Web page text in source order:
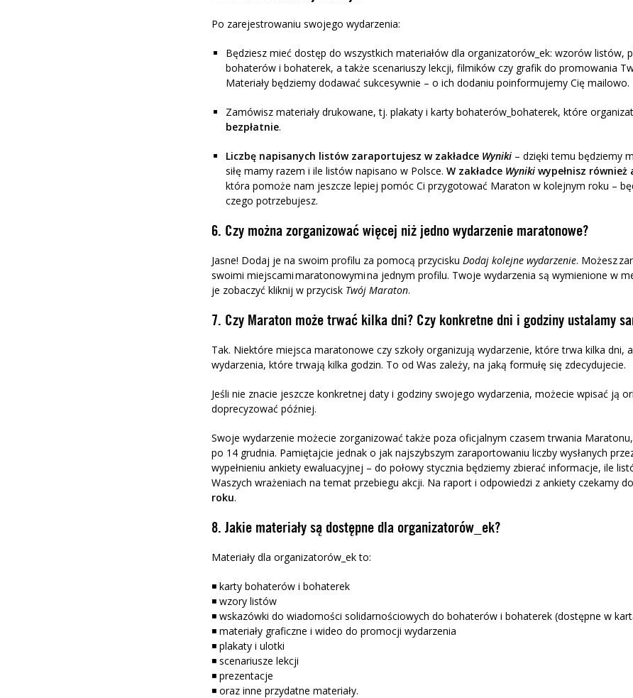
Po zarejestrowaniu swojego wydarzenia:
Będziesz mieć dostęp do wszystkich materiałów dla organizatorów_ek: wzorów listów,
bohaterów i bohaterek, a także scenariuszy lekcji, filmików czy grafik do promowania
Materiały będziemy dodawać sukcesywnie – o ich dodaniu poinformujemy Cię mailowo.
Zamówisz materiały drukowane, tj. plakaty i karty bohaterów_bohaterek, które
bezpłatnie.
Liczbę napisanych listów zaraportujesz w zakładce Wyniki– dzięki temu będziemy
siłę mamy razem i ile listów napisano w Polsce. W zakładce Wynikiwypełnisz również
która pomoże nam jeszcze lepiej pomóc Ci przygotować Maraton w kolejnym roku –
czego potrzebujesz.
6. Czy można zorganizować więcej niż jedno wydarzenie maratonowe?
Jasne! Dodaj je na swoim profilu za pomocą przycisku Dodaj kolejne wydarzenie. Możesz
swoimi miejscami maratonowymi na jednym profilu. Twoje wydarzenia są wymienione w
je zobaczyć kliknij w przycisk Twój Maraton.
7. Czy Maraton może trwać kilka dni? Czy konkretne dni i godziny ustalamy
Tak. Niektóre miejsca maratonowe czy szkoły organizują wydarzenie, które trwa kilka dni,
wydarzenia, które trwają kilka godzin. To od Was zależy, na jaką formułę się zdecydujecie.
Jeśli nie znacie jeszcze konkretnej daty i godziny swojego wydarzenia, możecie wpisać ją
doprecyzować później.
Swoje wydarzenie możecie zorganizować także poza oficjalnym czasem trwania
po 14 grudnia. Pamiętajcie jednak o jak najszybszym zaraportowaniu liczby wysłanych
wypełnieniu ankiety ewaluacyjnej – do połowy stycznia będziemy zbierać informacje, ile
Waszych wrażeniach na temat przebiegu akcji. Na raport i odpowiedzi z ankiety czekamy do
roku.
8. Jakie materiały są dostępne dla organizatorów_ek?
Materiały dla organizatorów_ek to:
◾ karty bohaterów i bohaterek
◾ wzory listów
◾ wskazówki do wiadomości solidarnościowych do bohaterów i bohaterek (dostępne w
◾ materiały graficzne i wideo do promocji wydarzenia
◾ plakaty i ulotki
◾ scenariusze lekcji
◾ prezentacje
◾ oraz inne przydatne materiały.